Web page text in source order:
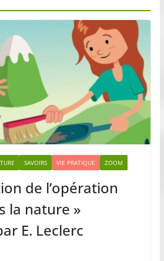
SAVOIRS VIE PRATIQUE ZOOM
de l’opération
la nature »
E. Leclerc